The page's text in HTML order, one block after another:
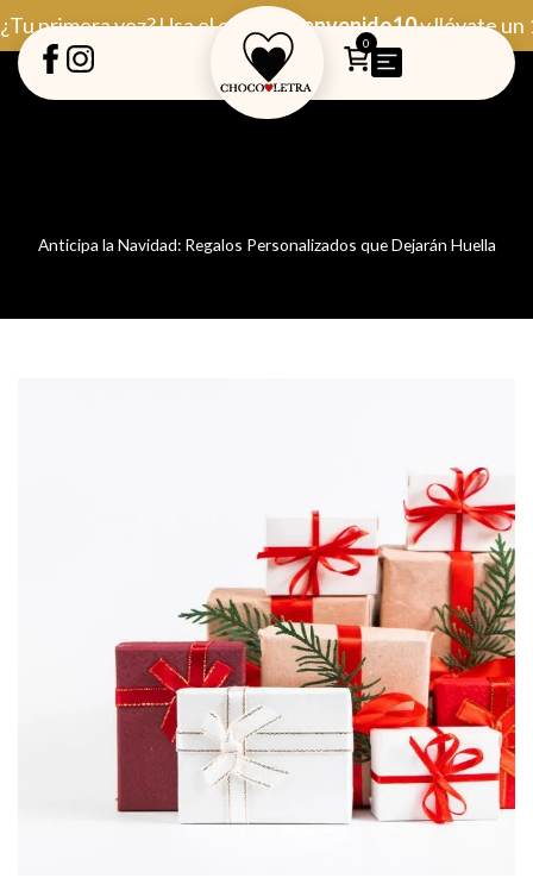
al
contenido
¿Tu primera vez? Usa el código Bienvenido10y llévate un
0
Anticipa la Navidad: Regalos Personalizados que Dejarán Huella